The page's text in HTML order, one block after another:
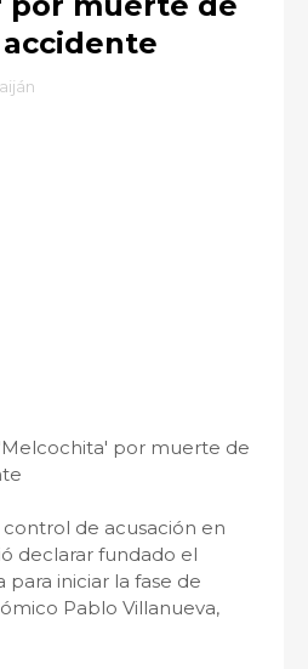
por muerte de
control de acusación en
declarar fundado el
para iniciar la fase de
Pablo Villanueva,